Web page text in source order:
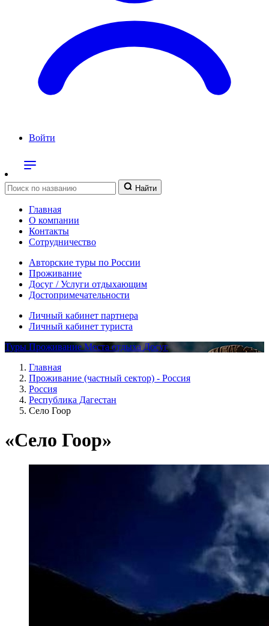
Войти
Найти
Главная
О компании
Контакты
Сотрудничество
Авторские туры по России
Проживание
Досуг / Услуги отдыхающим
Достопримечательности
Личный кабинет партнера
Личный кабинет туриста
Туры ПроживаниеМеста отдыха Досуг
Главная
Проживание (частный сектор) - Россия
Россия
Республика Дагестан
Село Гоор
«Село Гоор»